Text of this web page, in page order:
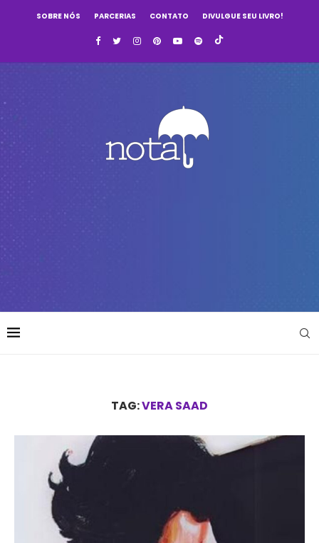
SOBRE NÓS PARCERIAS CONTATO DIVULGUE SEU LIVRO!
TAG:VERA SAAD